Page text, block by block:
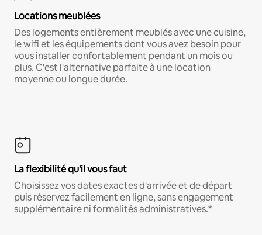
Locations meublées
Des logements entièrement meublés avec une cuisine,
le wifi et les équipements dont vous avez besoin pour
vous installer confortablement pendant un mois ou
plus. C'est l'alternative parfaite à une location
moyenne ou longue durée.
La flexibilité qu'il vous faut
Choisissez vos dates exactes d'arrivée et de départ
puis réservez facilement en ligne, sans engagement
supplémentaire ni formalités administratives.*